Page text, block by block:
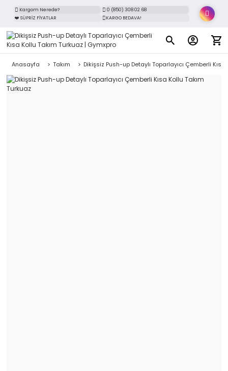
Kargom Nerede?
0 (850) 308 02 68
❤️ SÜPRİZ FİYATLAR
KARGO BEDAVA!
Anasayfa Takım Dikişsiz Push-up Detaylı Toparlayıcı Çemberli Kısa